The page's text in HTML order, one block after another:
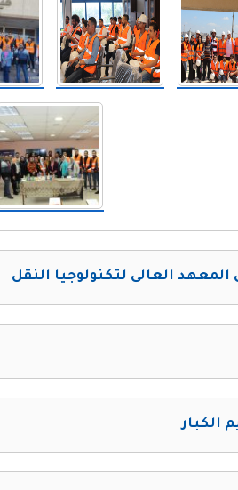
العالى لتكنولوجيا النقل
الكبار